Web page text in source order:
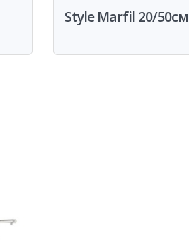
Style Marfil 20/50см